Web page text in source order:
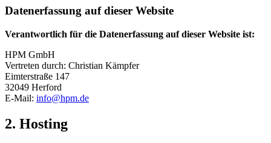
Datenerfassung auf dieser Website
Verantwortlich für die Datenerfassung auf dieser Website ist:
HPM GmbH
Vertreten durch: Christian Kämpfer
Eimterstraße 147
32049 Herford
E-Mail: info@hpm.de
2. Hosting